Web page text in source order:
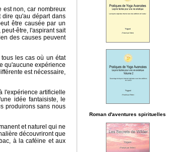
est non, car nombreux
dire qu'au départ dans
être causée par un
être, l'aspirant sait
des causes peuvent
les cas où un état
qu'aucune expérience
est nécessaire,
l'expérience artificielle
idée fantaisiste, le
produirons sans nous
et naturel qui ne
découvriront que
à la caféine et aux
Roman d'aventures spirituelles